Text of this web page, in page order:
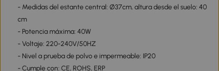
- Medidas del estante central: Ø37cm, altura desde el suelo: 40
cm
- Potencia máxima: 40W
- Voltaje: 220-240V/50HZ
- Nivel a prueba de polvo e impermeable: IP20
- Cumple con: CE, ROHS, ERP